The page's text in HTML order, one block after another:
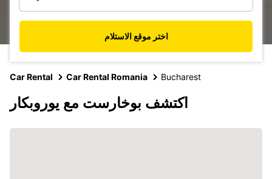
اختر موقع الاستلام
Car Rental Car Rental Romania Bucharest
اكتشف بوخارست مع يوروبكار